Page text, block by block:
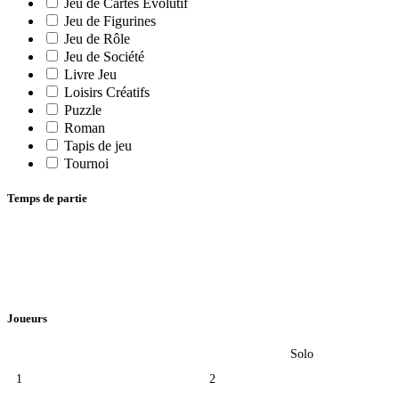
Jeu de Cartes Evolutif
Jeu de Figurines
Jeu de Rôle
Jeu de Société
Livre Jeu
Loisirs Créatifs
Puzzle
Roman
Tapis de jeu
Tournoi
Temps de partie
Joueurs
Solo
1
2